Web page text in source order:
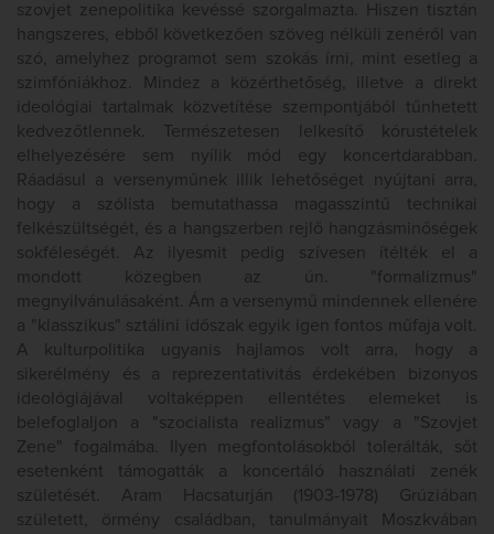
szovjet zenepolitika kevéssé szorgalmazta. Hiszen tisztán
hangszeres, ebből következően szöveg nélküli zenéről van
szó, amelyhez programot sem szokás írni, mint esetleg a
szimfóniákhoz. Mindez a közérthetőség, illetve a direkt
ideológiai tartalmak közvetítése szempontjából tűnhetett
kedvezőtlennek. Természetesen lelkesítő kórustételek
elhelyezésére sem nyílik mód egy koncertdarabban.
Ráadásul a versenyműnek illik lehetőséget nyújtani arra,
hogy a szólista bemutathassa magasszintű technikai
felkészültségét, és a hangszerben rejlő hangzásminőségek
sokféleségét. Az ilyesmit pedig szívesen ítélték el a
mondott közegben az ún. "formalizmus"
megnyilvánulásaként. Ám a versenymű mindennek ellenére
a "klasszikus" sztálini időszak egyik igen fontos műfaja volt.
A kulturpolitika ugyanis hajlamos volt arra, hogy a
sikerélmény és a reprezentativitás érdekében bizonyos
ideológiájával voltaképpen ellentétes elemeket is
belefoglaljon a "szocialista realizmus" vagy a "Szovjet
Zene" fogalmába. Ilyen megfontolásokból tolerálták, sőt
esetenként támogatták a koncertáló használati zenék
születését. Aram Hacsaturján (1903-1978) Grúziában
született, örmény családban, tanulmányait Moszkvában